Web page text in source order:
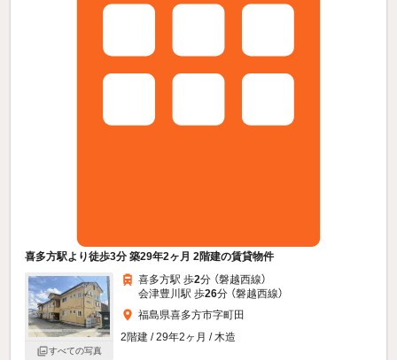
喜多方駅より徒歩3分 築29年2ヶ月 2階建の賃貸物件
すべての写真
喜多方駅 歩2分 （磐越西線）
会津豊川駅 歩26分 （磐越西線）
福島県喜多方市字町田
2階建 / 29年2ヶ月 / 木造